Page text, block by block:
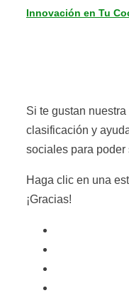
Innovación en Tu
Si te gustan
clasificación y
sociales para poder
Haga clic en una
¡Gracias!